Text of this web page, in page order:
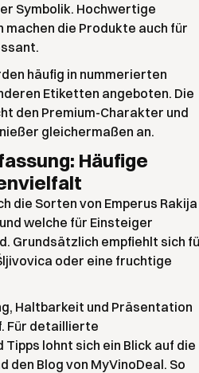
Symbolik. Hochwertige
die Produkte auch für
häufig in nummerierten
Etiketten angeboten. Die
den Premium-Charakter und
gleichermaßen an.
Häufige
die Sorten von Emperus Rakija
welche für Einsteiger
Grundsätzlich empfiehlt sich
oder eine fruchtige
Haltbarkeit und Präsentation
Für detaillierte
lohnt sich ein Blick auf die
den Blog von MyVinoDeal. So